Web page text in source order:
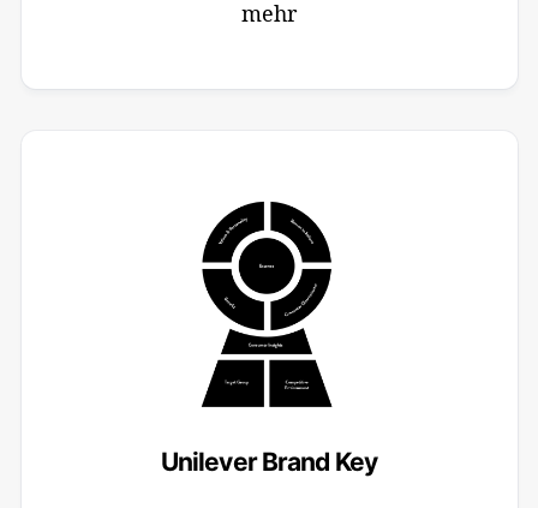
mehr
Unilever Brand Key